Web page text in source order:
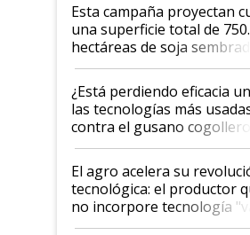
Esta campaña proyectan
una superficie total de
hectáreas de soja
con una nueva
variedades que marcan un
salto tecnológico en
rendimiento
¿Está perdiendo eficacia
las tecnologías más
contra el gusano cogollero?
desafío de una tecnología
El agro acelera su
tecnológica: el productor
no incorpore tecnología "va
perder el tren"